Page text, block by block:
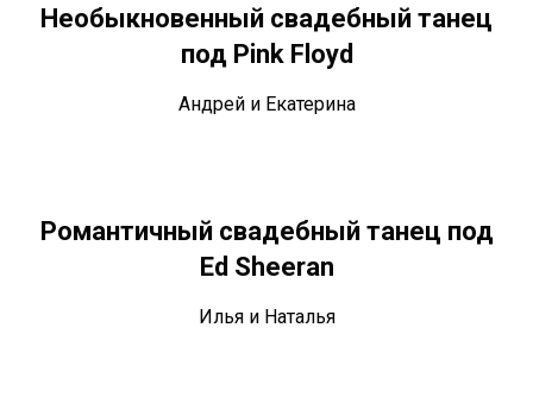
Необыкновенный свадебный танец
под Pink Floyd
Андрей и Екатерина
Романтичный свадебный танец под
Ed Sheeran
Илья и Наталья